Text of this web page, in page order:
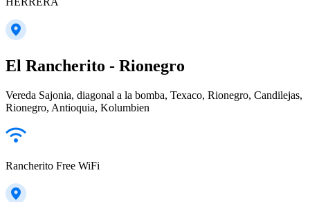
El Rancherito - Rionegro
Vereda Sajonia, diagonal a la bomba, Texaco, Rionegro, Candilejas,
Rionegro, Antioquia, Kolumbien
Rancherito Free WiFi